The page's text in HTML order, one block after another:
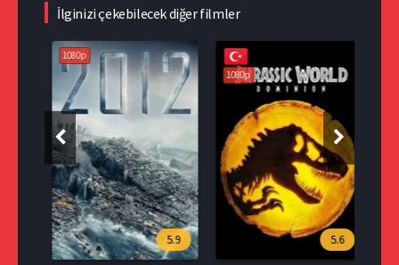
İlginizi çekebilecek diğer filmler
1080p
5.9
1080p
5.6